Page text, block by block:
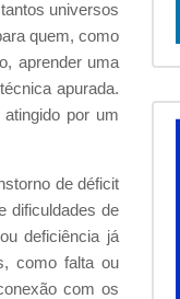
universos
quem, como
aprender uma
apurada.
por um
de déficit
dificuldades de
deficiência já
como falta ou
com os